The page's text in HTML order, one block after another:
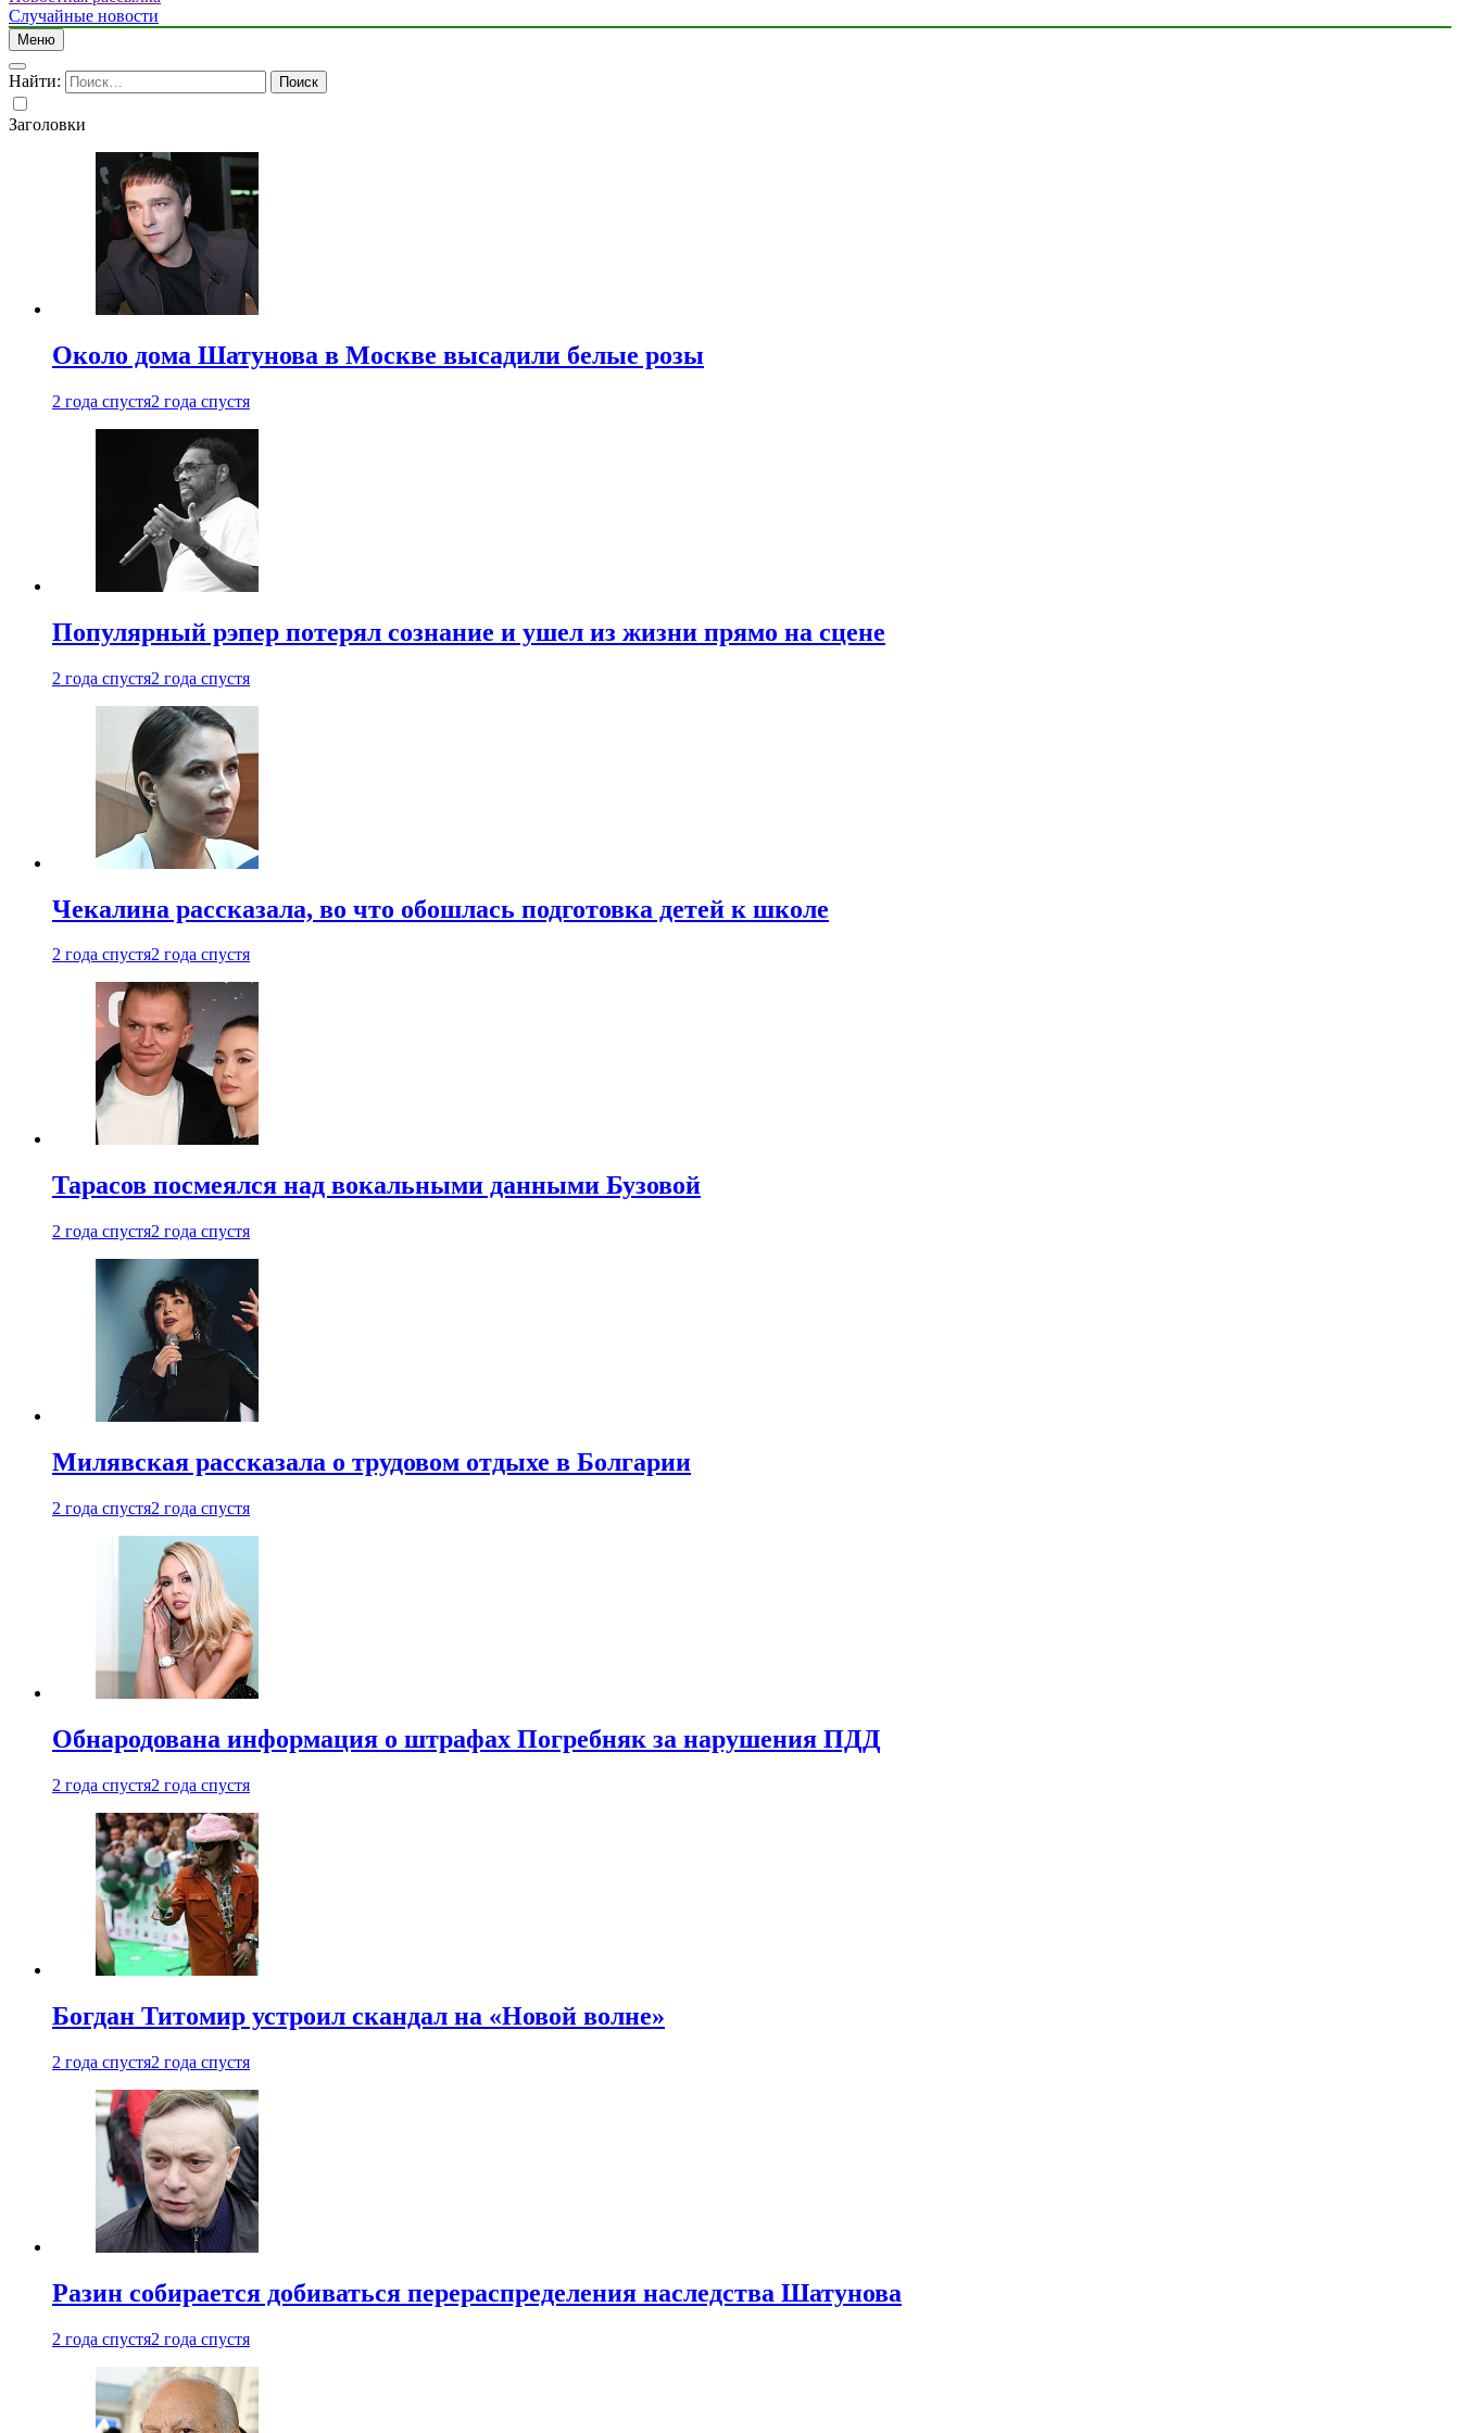
Случайные новости
Меню
Найти:
Заголовки
Около дома Шатунова в Москве высадили белые розы
2 года спустя2 года спустя
Популярный рэпер потерял сознание и ушел из жизни прямо на сцене
2 года спустя2 года спустя
Чекалина рассказала, во что обошлась подготовка детей к школе
2 года спустя2 года спустя
Тарасов посмеялся над вокальными данными Бузовой
2 года спустя2 года спустя
Милявская рассказала о трудовом отдыхе в Болгарии
2 года спустя2 года спустя
Обнародована информация о штрафах Погребняк за нарушения ПДД
2 года спустя2 года спустя
Богдан Титомир устроил скандал на «Новой волне»
2 года спустя2 года спустя
Разин собирается добиваться перераспределения наследства Шатунова
2 года спустя2 года спустя